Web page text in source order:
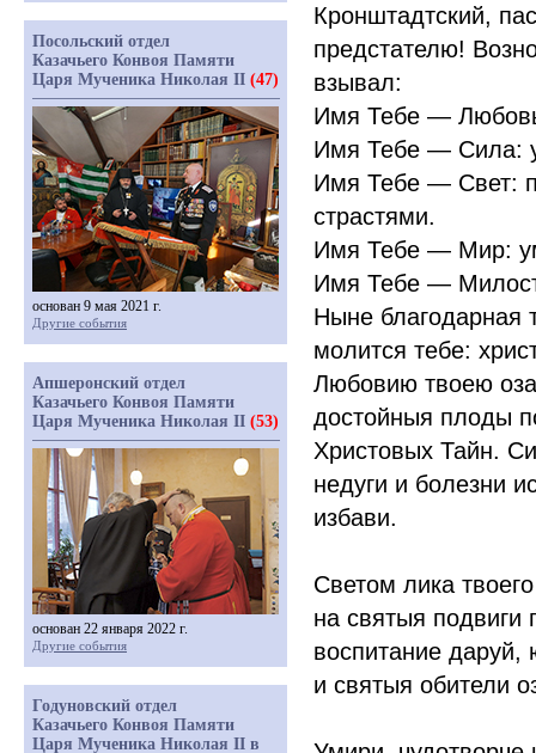
Кронштадтский,
предстателю!
взывал:
Имя Тебе —
Имя Тебе — Сила:
Имя Тебе — Свет:
страстями.
Имя Тебе — Мир:
Имя Тебе —
Ныне благодарная
молится тебе:
Любовию твоею
достойныя плоды
Христовых Тайн.
недуги и болезни
избави.
Светом лика
на святыя подвиги
воспитание даруй,
и святыя обители
Посольский отдел
Казачьего Конвоя Памяти
Царя Мученика Николая II (47)
основан 9 мая 2021 г.
Другие события
Апшеронский отдел
Казачьего Конвоя Памяти
Царя Мученика Николая II (53)
основан 22 января 2022 г.
Другие события
Годуновский отдел
Казачьего Конвоя Памяти
Царя Мученика Николая II в